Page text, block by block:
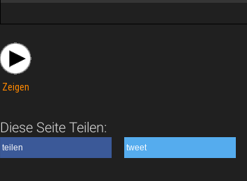
Zeigen
Diese Seite Teilen:
teilen tweet